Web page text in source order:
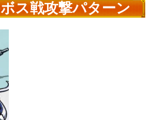
ス戦攻撃パターン